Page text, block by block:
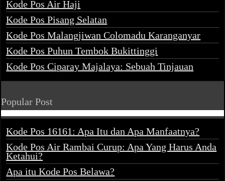
Kode Pos Air Haji
Kode Pos Pisang Selatan
Kode Pos Malangjiwan Colomadu Karanganyar
Kode Pos Puhun Tembok Bukittinggi
Kode Pos Ciparay Majalaya: Sebuah Tinjauan
Popular Post
Kode Pos 16161: Apa Itu dan Apa Manfaatnya?
Kode Pos Air Rambai Curup: Apa Yang Harus Anda
Ketahui?
Apa itu Kode Pos Belawa?